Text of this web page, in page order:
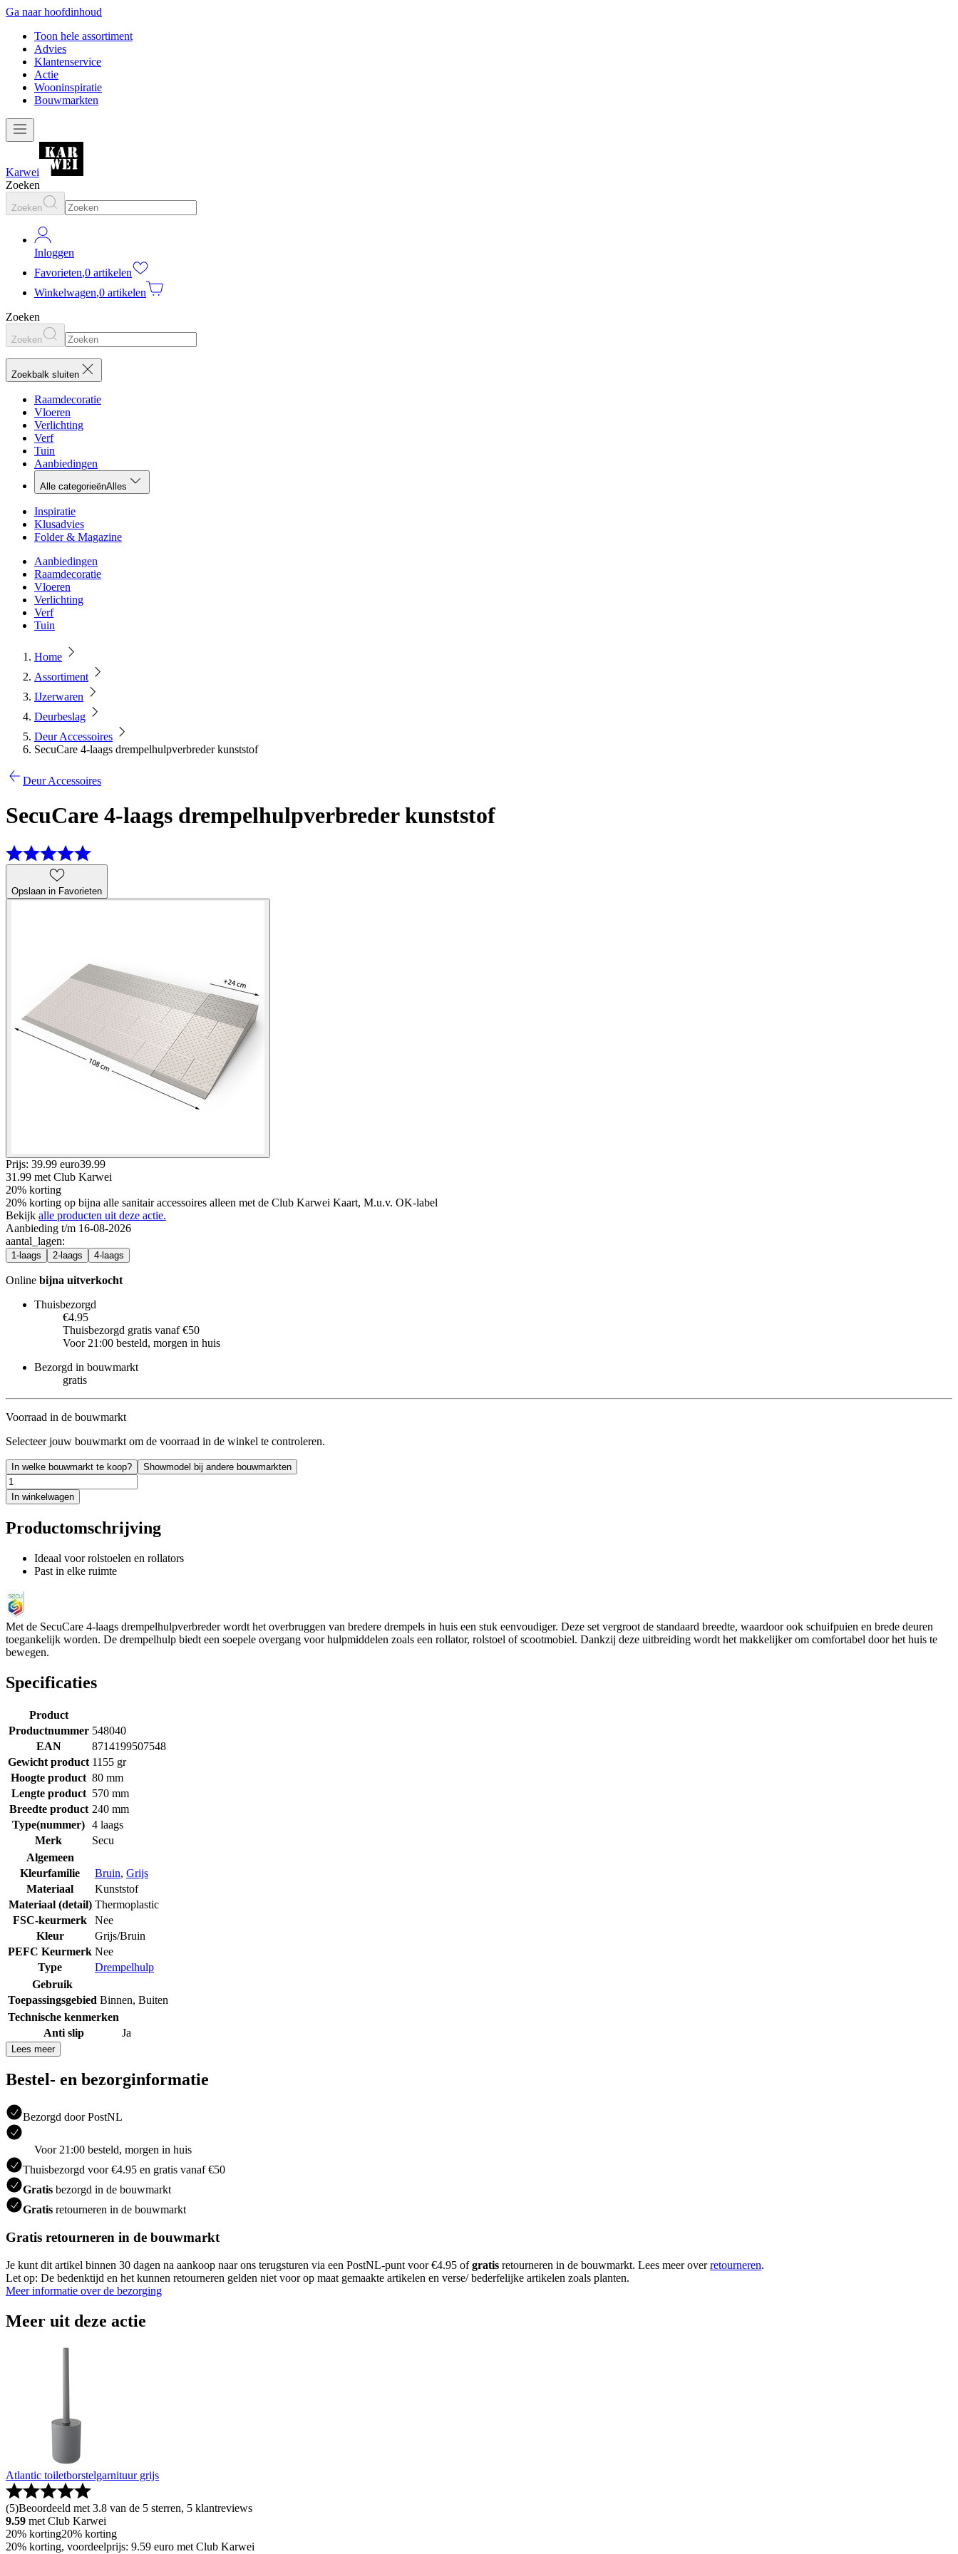
Ga naar hoofdinhoud
Toon hele assortiment
Advies
Klantenservice
Actie
Wooninspiratie
Bouwmarkten
Karwei
Zoeken
Zoeken
Inloggen
Favorieten,0 artikelen
Winkelwagen,0 artikelen
Zoeken
Zoeken
Zoekbalk sluiten
Raamdecoratie
Vloeren
Verlichting
Verf
Tuin
Aanbiedingen
Alle categorieënAlles
Inspiratie
Klusadvies
Folder & Magazine
Aanbiedingen
Raamdecoratie
Vloeren
Verlichting
Verf
Tuin
Home
Assortiment
IJzerwaren
Deurbeslag
Deur Accessoires
SecuCare 4-laags drempelhulpverbreder kunststof
Deur Accessoires
SecuCare 4-laags drempelhulpverbreder kunststof
Opslaan in Favorieten
Prijs: 39.99 euro39.99
31.99 met Club Karwei
20% korting
20% korting op bijna alle sanitair accessoires alleen met de Club Karwei Kaart, M.u.v. OK-label
Bekijk alle producten uit deze actie.
Aanbieding t/m 16-08-2026
aantal_lagen:
1-laags 2-laags 4-laags
Online bijna uitverkocht
Thuisbezorgd
€4.95
Thuisbezorgd gratis vanaf €50
Voor 21:00 besteld, morgen in huis
Bezorgd in bouwmarkt
gratis
Voorraad in de bouwmarkt
Selecteer jouw bouwmarkt om de voorraad in de winkel te controleren.
In welke bouwmarkt te koop? Showmodel bij andere bouwmarkten
In winkelwagen
Productomschrijving
Ideaal voor rolstoelen en rollators
Past in elke ruimte
Met de SecuCare 4-laags drempelhulpverbreder wordt het overbruggen van bredere drempels in huis een stuk eenvoudiger. Deze set vergroot de standaard breedte, waardoor ook schuifpuien en brede deuren
toegankelijk worden. De drempelhulp biedt een soepele overgang voor hulpmiddelen zoals een rollator, rolstoel of scootmobiel. Dankzij deze uitbreiding wordt het makkelijker om comfortabel door het huis te
bewegen.
Specificaties
Product
Productnummer 548040
EAN
8714199507548
Gewicht product 1155 gr
Hoogte product 80 mm
Lengte product 570 mm
Breedte product 240 mm
Type(nummer) 4 laags
Merk
Secu
Algemeen
Kleurfamilie
Bruin, Grijs
Materiaal
Kunststof
Materiaal (detail) Thermoplastic
FSC-keurmerk
Nee
Kleur
Grijs/Bruin
PEFC Keurmerk Nee
Type
Drempelhulp
Gebruik
Toepassingsgebied Binnen, Buiten
Technische kenmerken
Anti slip
Ja
Lees meer
Bestel- en bezorginformatie
Bezorgd door PostNL
Voor 21:00 besteld, morgen in huis
Thuisbezorgd voor €4.95 en gratis vanaf €50
Gratis bezorgd in de bouwmarkt
Gratis retourneren in de bouwmarkt
Gratis retourneren in de bouwmarkt
Je kunt dit artikel binnen 30 dagen na aankoop naar ons terugsturen via een PostNL-punt voor €4.95 ofgratis retourneren in de bouwmarkt. Lees meer overretourneren.
Let op: De bedenktijd en het kunnen retourneren gelden niet voor op maat gemaakte artikelen en verse/ bederfelijke artikelen zoals planten.
Meer informatie over de bezorging
Meer uit deze actie
Atlantic toiletborstelgarnituur grijs
(5)Beoordeeld met 3.8 van de 5 sterren, 5 klantreviews
9.59 met Club Karwei
20% korting20% korting
20% korting, voordeelprijs: 9.59 euro met Club Karwei